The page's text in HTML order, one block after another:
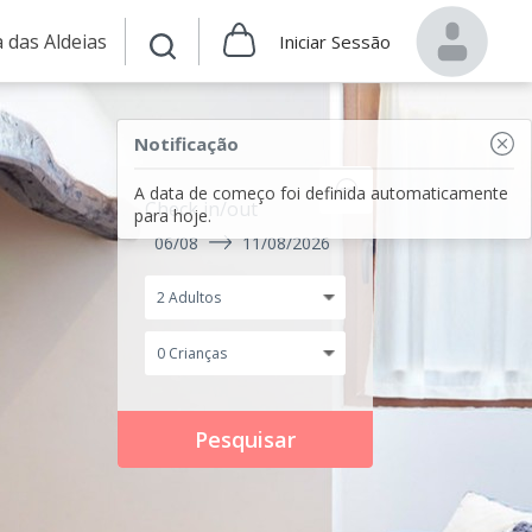
das Aldeias Iniciar Sessão
Notificação
A data de começo foi definida automaticamente
para hoje.
Check in/out
06/08 11/08/2026